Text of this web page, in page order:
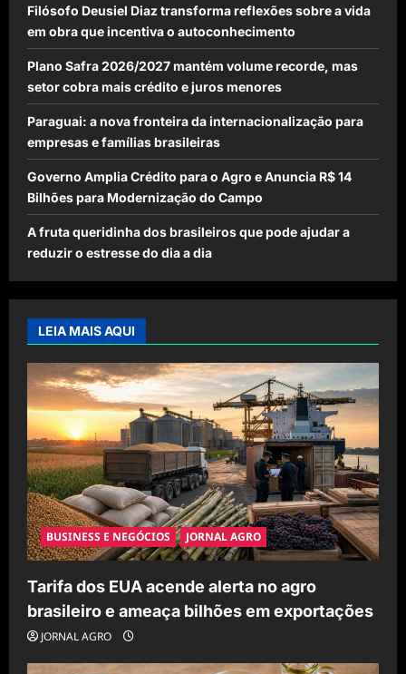
Filósofo Deusiel Diaz transforma reflexões sobre a vida
em obra que incentiva o autoconhecimento
Plano Safra 2026/2027 mantém volume recorde, mas
setor cobra mais crédito e juros menores
Paraguai: a nova fronteira da internacionalização para
empresas e famílias brasileiras
Governo Amplia Crédito para o Agro e Anuncia R$ 14
Bilhões para Modernização do Campo
A fruta queridinha dos brasileiros que pode ajudar a
reduzir o estresse do dia a dia
LEIA MAIS AQUI
BUSINESS E NEGÓCIOS JORNAL AGRO
Tarifa dos EUA acende alerta no agro
brasileiro e ameaça bilhões em exportações
JORNAL AGRO